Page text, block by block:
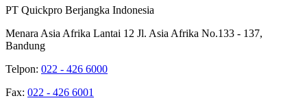
PT Quickpro Berjangka Indonesia
Menara Asia Afrika Lantai 12 Jl. Asia Afrika No.133 - 137,
Bandung
Telpon: 022 - 426 6000
Fax: 022 - 426 6001